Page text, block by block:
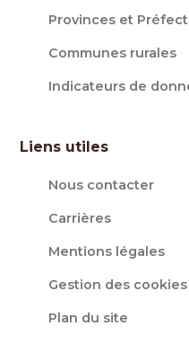
Provinces et
Communes rurales
Indicateurs de
Liens utiles
Nous contacter
Carrières
Mentions légales
Gestion des cookies
Plan du site